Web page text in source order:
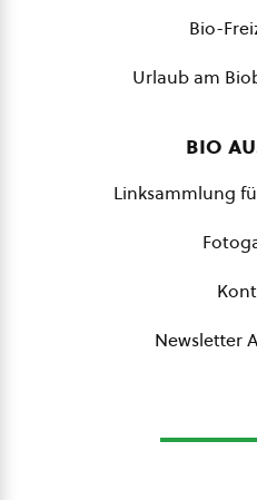
Bio-
Urlaub am
bio
Linksammlung
Newsletter